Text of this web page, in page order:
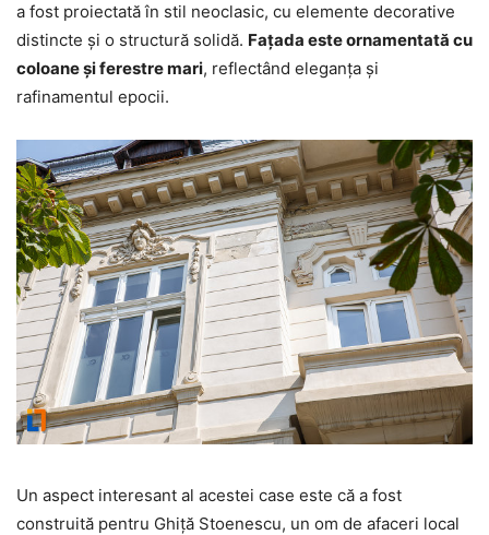
a fost proiectată în stil neoclasic, cu elemente decorative
distincte și o structură solidă. Fațada este ornamentată cu
coloane și ferestre mari, reflectând eleganța și
rafinamentul epocii.
Un aspect interesant al acestei case este că a fost
construită pentru Ghiță Stoenescu, un om de afaceri local